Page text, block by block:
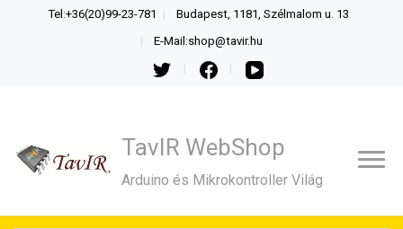
Tel:+36(20)99-23-781 Budapest, 1181, Szélmalom u. 13
E-Mail:shop@tavir.hu
TavIR WebShop
Arduino és Mikrokontroller Világ